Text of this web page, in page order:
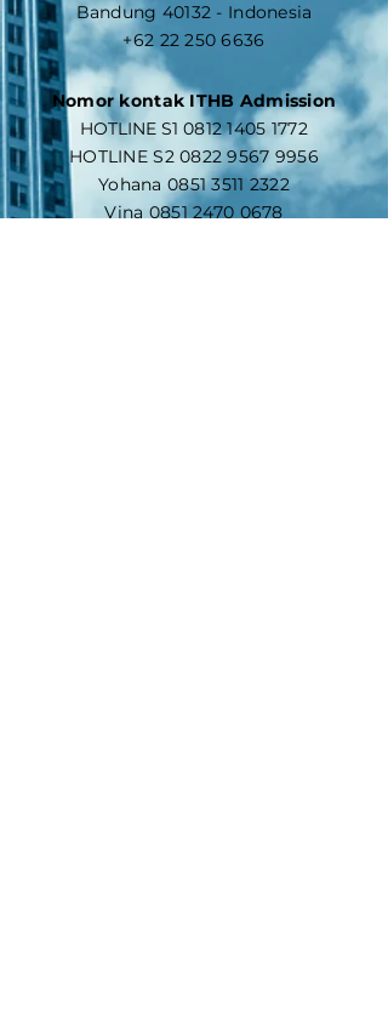
Bandung 40132 - Indonesia
+62 22 250 6636
Nomor kontak ITHB Admission
​HOTLINE S10812 1405 1772
HOTLINE S20822 9567 9956
Yohana0851 3511 2322
Vina 0851 2470 0678